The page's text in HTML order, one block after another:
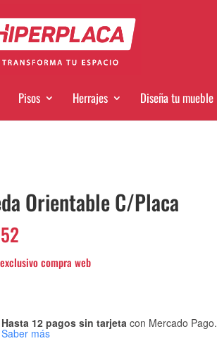
Pisos Herrajes Diseña tu mueble
Orientable C/Placa
Hasta 12 pagos sin tarjeta con Mercado Pago.
Saber más